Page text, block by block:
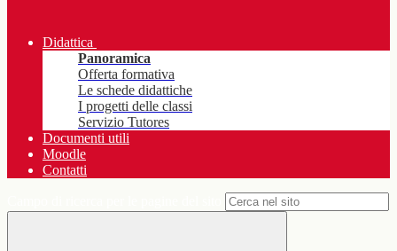
Didattica
Panoramica
Offerta formativa
Le schede didattiche
I progetti delle classi
Servizio Tutores
Documenti utili
Moodle
Contatti